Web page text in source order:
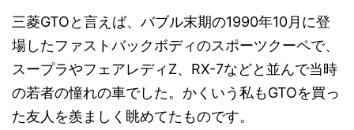
三菱GTOと言えば、バブル末期の1990年10月に登
場したファストバックボディのスポーツクーペで、
スープラやフェアレディZ、RX-7などと並んで当時
の若者の憧れの車でした。かくいう私もGTOを買っ
た友人を羨ましく眺めてたものです。